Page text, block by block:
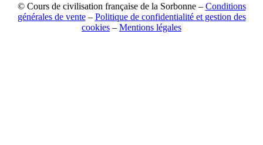
© Cours de civilisation française de la Sorbonne – Conditions
générales de vente– Politique de confidentialité et gestion des
cookies – Mentions légales